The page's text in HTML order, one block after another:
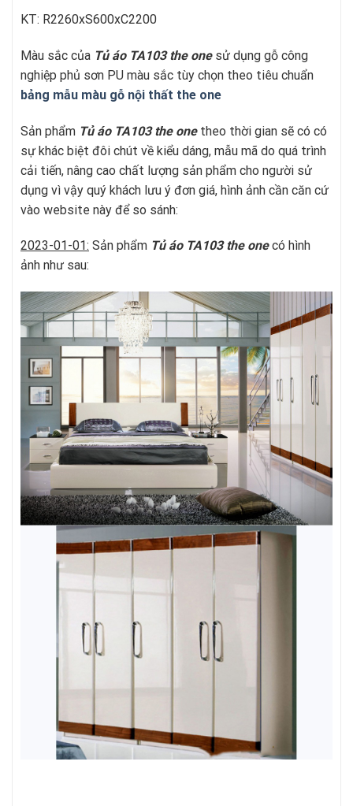
KT: R2260xS600xC2200
Màu sắc của Tủ áo TA103the one sử dụng gỗ công
nghiệp phủ sơn PU màu sắc tùy chọn theo tiêu chuẩn
bảng mẫu màu gỗ nội thất the one
Sản phẩm Tủ áo TA103 the onetheo thời gian sẽ có có
sự khác biệt đôi chút về kiểu dáng, mẫu mã do quá trình
cải tiến, nâng cao chất lượng sản phẩm cho người sử
dụng vì vậy quý khách lưu ý đơn giá, hình ảnh cần căn cứ
vào website này để so sánh:
2023-01-01: Sản phẩm Tủ áo TA103 the onecó hình
ảnh như sau: